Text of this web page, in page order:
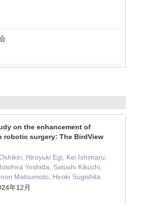
on the enhancement of
robotic surgery: The BirdView
Hiroyuki Egi, Kei Ishimaru,
Yoshida, Satoshi Kikuchi,
Matsumoto, Hiroki Sugishita
年12月